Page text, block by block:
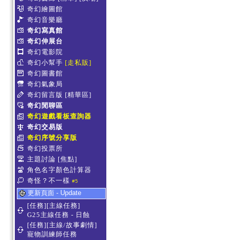
奇幻繪圖館
奇幻音樂廳
奇幻寫真館
奇幻伸展台
奇幻電影院
奇幻小幫手 [走私販]
奇幻圖書館
奇幻氣象局
奇幻留言版 [精華區]
奇幻閒聊區
奇幻遊戲看板查詢器
奇幻交易版
奇幻序號分享版
奇幻投票所
主題討論 [焦點]
角色名字顏色計算器
奇怪？不一樣 #5
更新頁面 - Update
[任務][主線任務]
G25主線任務 - 日蝕
[任務][主線/故事劇情]
寵物訓練師任務